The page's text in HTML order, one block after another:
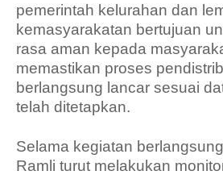
pemerintah kelurahan dan
kemasyarakatan bertujuan
rasa aman kepada
memastikan proses
berlangsung lancar sesuai
telah ditetapkan.
Selama kegiatan
Ramli turut melakukan